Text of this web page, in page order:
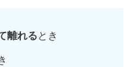
離れる とき